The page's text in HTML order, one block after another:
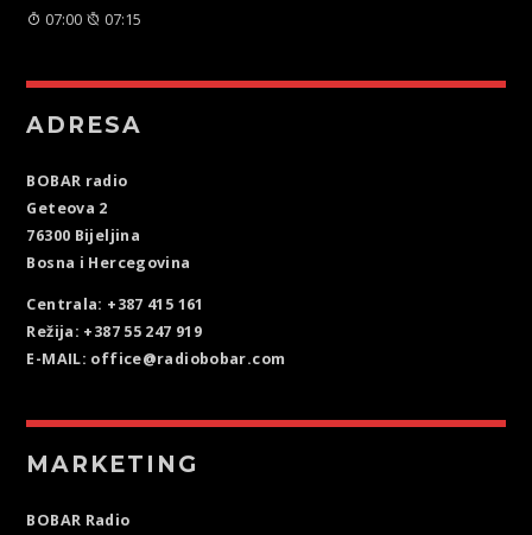
07:00 07:15
ADRESA
BOBAR radio
Geteova 2
76300 Bijeljina
Bosna i Hercegovina
Centrala: +387 415 161
Režija: +387 55 247 919
E-MAIL: office@radiobobar.com
MARKETING
BOBAR Radio